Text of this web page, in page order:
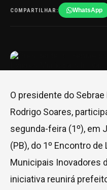
COMPARTILHAR: WhatsApp
O presidente do Sebrae
Rodrigo Soares,
segunda-feira (1º), em
(PB), do 1º Encontro de
Municipais Inovadores
iniciativa reunirá